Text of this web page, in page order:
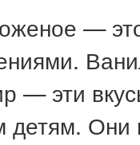
—
— эти
Они